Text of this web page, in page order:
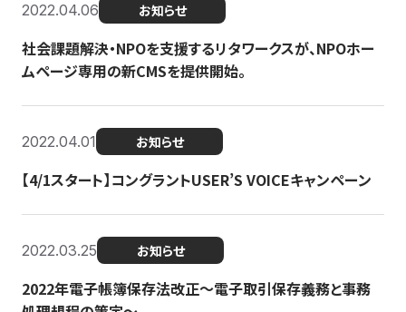
2022.04.06 お知らせ
社会課題解決・NPOを支援するリタワークスが、NPOホー
ムページ専用の新CMSを提供開始。
2022.04.01 お知らせ
【4/1スタート】コングラントUSER’S VOICEキャンペーン
2022.03.25 お知らせ
2022年電子帳簿保存法改正～電子取引保存義務と事務